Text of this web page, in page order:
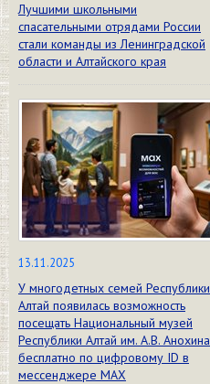
Лучшими школьными
спасательными отрядами России
стали команды из Ленинградской
области и Алтайского края
13.11.2025
У многодетных семей Республики
Алтай появилась возможность
посещать Национальный музей
Республики Алтай им. А.В. Анохина
бесплатно по цифровому ID в
мессенджере МАХ